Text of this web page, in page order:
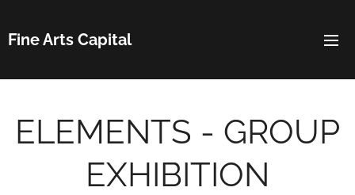
Fine Arts Capital
ELEMENTS - GROUP
EXHIBITION